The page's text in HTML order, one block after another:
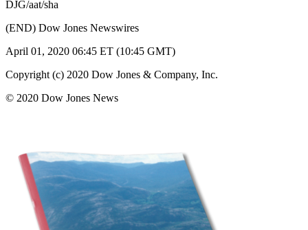
DJG/aat/sha
(END) Dow Jones Newswires
April 01, 2020 06:45 ET (10:45 GMT)
Copyright (c) 2020 Dow Jones & Company, Inc.
© 2020 Dow Jones News